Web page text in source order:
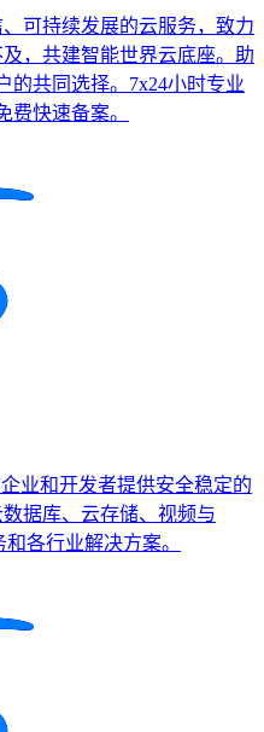
可持续发展的云服务，致力
，共建智能世界云底座。助
的共同选择。7x24小时专业
费快速备案。
业和开发者提供安全稳定的
据库、云存储、视频与
各行业解决方案。